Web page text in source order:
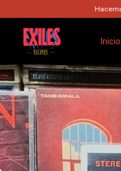
Hacemos envios a
Inicio